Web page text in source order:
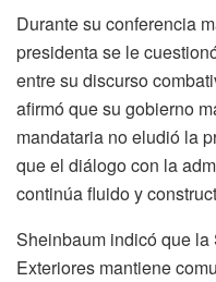
Durante su conferencia
presidenta se le
entre su discurso
afirmó que su gobierno
mandataria no eludió la
que el diálogo con la
continúa fluido y
Sheinbaum indicó que
Exteriores mantiene